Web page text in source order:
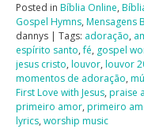
Posted in Bíblia Online,
Gospel Hymns, Mensagens
dannys | Tags: adoração,
espírito santo,fé, gospel
jesus cristo, louvor, louvor
momentos de adoração,
First Love with Jesus, praise
primeiro amor, primeiro
lyrics, worship music